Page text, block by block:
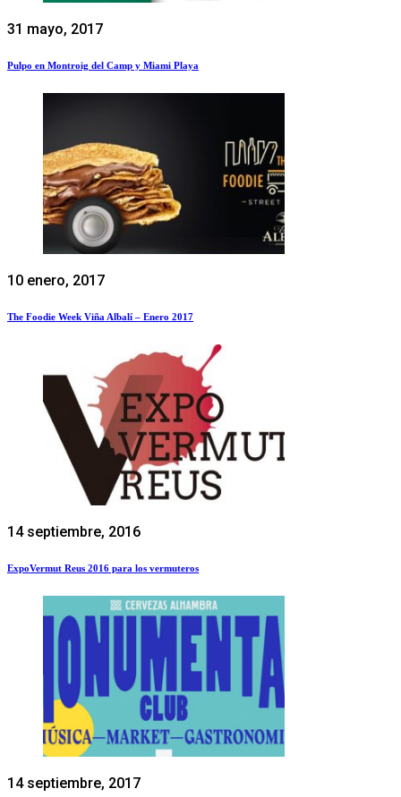
31 mayo, 2017
Pulpo en Montroig del Camp y Miami Playa
10 enero, 2017
The Foodie Week Viña Albalí – Enero 2017
14 septiembre, 2016
ExpoVermut Reus 2016 para los vermuteros
14 septiembre, 2017